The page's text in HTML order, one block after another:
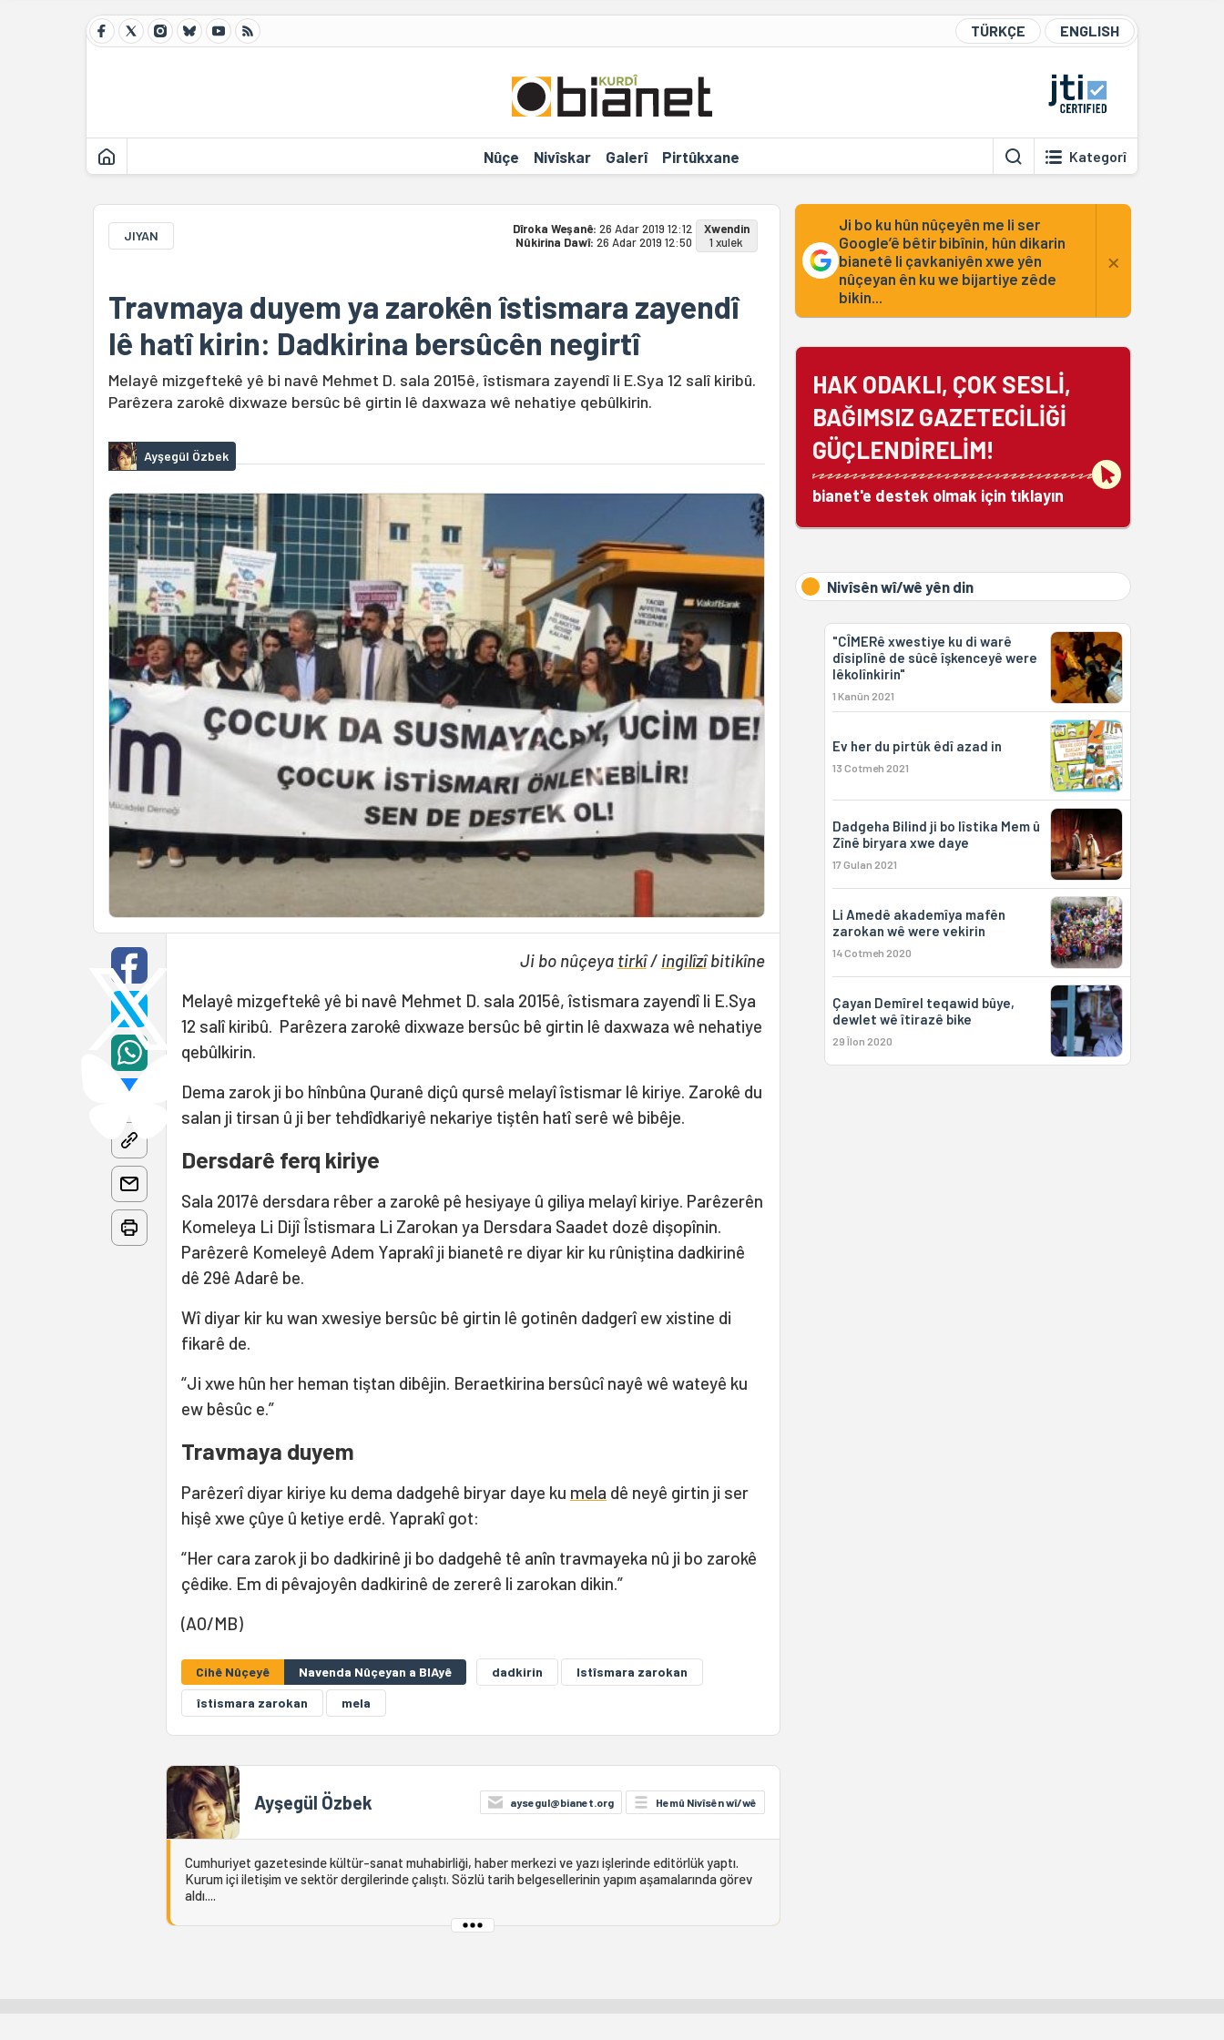
TÜRKÇE ENGLISH
Nûçe Nivîskar Galerî Pirtûkxane Kategorî
JIYAN Dîroka Weşanê: 26 Adar 2019 12:12
Nûkirina Dawî: 26 Adar 2019 12:50
Xwendin
1 xulek
Travmaya duyem ya zarokên îstismara zayendî
lê hatî kirin: Dadkirina bersûcên negirtî
Melayê mizgeftekê yê bi navê Mehmet D. sala 2015ê, îstismara zayendî li E.Sya 12 salî kiribû.
Parêzera zarokê dixwaze bersûc bê girtin lê daxwaza wê nehatiye qebûlkirin.
Ayşegül Özbek
Ji bo nûçeya tirkî/ ingilîzîbitikîne
Melayê mizgeftekê yê bi navê Mehmet D. sala 2015ê, îstismara zayendî li E.Sya
12 salî kiribû. Parêzera zarokê dixwaze bersûc bê girtin lê daxwaza wê nehatiye
qebûlkirin.
Dema zarok ji bo hînbûna Quranê diçû qursê melayî îstismar lê kiriye. Zarokê du
salan ji tirsan û ji ber tehdîdkariyê nekariye tiştên hatî serê wê bibêje.
Dersdarê ferq kiriye
Sala 2017ê dersdara rêber a zarokê pê hesiyaye û giliya melayî kiriye. Parêzerên
Komeleya Li Dijî Îstismara Li Zarokan ya Dersdara Saadet dozê dişopînin.
Parêzerê Komeleyê Adem Yaprakî ji bianetê re diyar kir ku rûniştina dadkirinê
dê 29ê Adarê be.
Wî diyar kir ku wan xwesiye bersûc bê girtin lê gotinên dadgerî ew xistine di
fikarê de.
“Ji xwe hûn her heman tiştan dibêjin. Beraetkirina bersûcî nayê wê wateyê ku
ew bêsûc e.”
Travmaya duyem
Parêzerî diyar kiriye ku dema dadgehê biryar daye ku mela dê neyê girtin ji ser
hişê xwe çûye û ketiye erdê. Yaprakî got:
“Her cara zarok ji bo dadkirinê ji bo dadgehê tê anîn travmayeka nû ji bo zarokê
çêdike. Em di pêvajoyên dadkirinê de zererê li zarokan dikin.”
(AO/MB)
Cihê Nûçeyê Navenda Nûçeyan a BIAyê dadkirin
Istîsmara zarokan
îstismara zarokan
mela
Ayşegül Özbek aysegul@bianet.org Hemû Nivîsên wî/wê
Cumhuriyet gazetesinde kültür-sanat muhabirliği, haber merkezi ve yazı işlerinde editörlük yaptı.
Kurum içi iletişim ve sektör dergilerinde çalıştı. Sözlü tarih belgesellerinin yapım aşamalarında görev
aldı....
Ji bo ku hûn nûçeyên me li ser
Google’ê bêtir bibînin, hûn dikarin
bianetê li çavkaniyên xwe yên
nûçeyan ên ku we bijartiye zêde
bikin...
×
HAK ODAKLI, ÇOK SESLİ,
BAĞIMSIZ GAZETECİLİĞİ
GÜÇLENDİRELİM!
bianet'e destek olmak için tıklayın
Nivîsên wî/wê yên din
"CÎMERê xwestiye ku di warê
dîsiplînê de sûcê îşkenceyê were
lêkolînkirin"
1 Kanûn 2021
Ev her du pirtûk êdî azad in
13 Cotmeh 2021
Dadgeha Bilind ji bo lîstika Mem û
Zînê biryara xwe daye
17 Gulan 2021
Li Amedê akademîya mafên
zarokan wê were vekirin
14 Cotmeh 2020
Çayan Demîrel teqawid bûye,
dewlet wê îtirazê bike
29 Îlon 2020